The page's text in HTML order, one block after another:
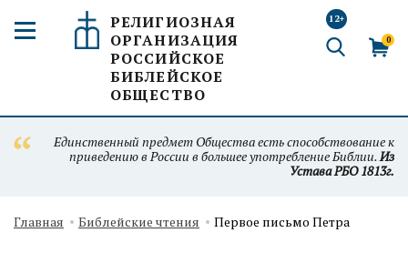
РЕЛИГИОЗНАЯ
ОРГАНИЗАЦИЯ
РОССИЙСКОЕ
БИБЛЕЙСКОЕ
ОБЩЕСТВО
12+
0
Единственный предмет Общества есть способствование к
приведению в России в большее употребление Библии.Из
Устава РБО 1813г.
Главная Библейские чтения Первое письмо Петра